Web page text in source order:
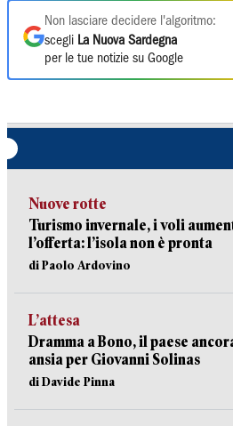
Non lasciare decidere l'algoritmo:
scegli La Nuova Sardegna
per le tue notizie su Google
Nuove rotte
Turismo invernale, i voli
l’offerta: l’isola non è pronta
di Paolo Ardovino
L’attesa
Dramma a Bono, il paese
ansia per Giovanni Solinas
di Davide Pinna